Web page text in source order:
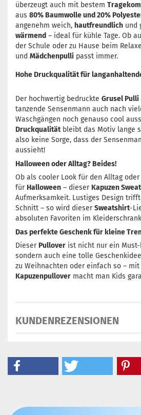
überzeugt auch mit bestem
aus 80% Baumwolle und 20%
angenehm weich, hautfreundlich und
wärmend – ideal für kühle Tage. Ob
der Schule oder zu Hause beim
und Mädchenpulli passt immer.
Hohe Druckqualität für
Der hochwertig bedruckte Grusel Pulli
tanzende Sensenmann auch nach
Waschgängen noch genauso cool
Druckqualitätbleibt das Motiv lange
also keine Sorge, dass der
aussieht!
Halloween oder Alltag? Beides!
Ob als cooler Look für den Alltag
für Halloween – dieser Kapuzen
Aufmerksamkeit. Lustiges Design
Schnitt – so wird dieserSweatshirt-
absoluten Favoriten im
Das perfekte Geschenk für kleine
Dieser Pullover ist nicht nur ein
sondern auch eine tolle
zu Weihnachten oder einfach so –
Kapuzenpullover macht man Kids
KUNDENREZENSIONEN